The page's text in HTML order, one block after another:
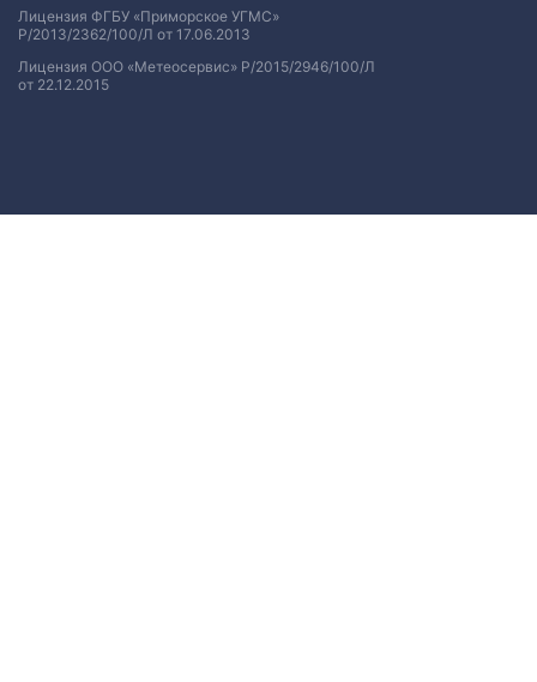
Лицензия ФГБУ «Приморское УГМС»
Р/2013/2362/100/Л от 17.06.2013
Лицензия ООО «Метеосервис» Р/2015/2946/100/Л
от 22.12.2015